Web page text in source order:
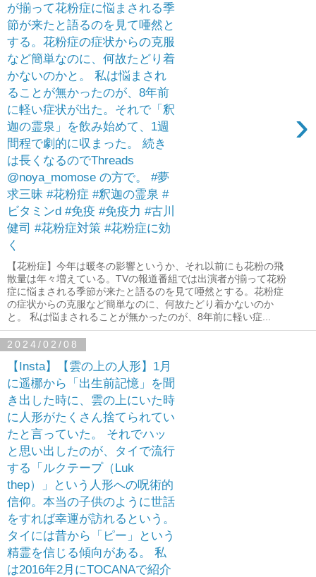
が揃って花粉症に悩まされる季
節が来たと語るのを見て唖然と
する。花粉症の症状からの克服
など簡単なのに、何故たどり着
かないのかと。 私は悩まされ
ることが無かったのが、8年前
に軽い症状が出た。それで「釈
迦の霊泉」を飲み始めて、1週
間程で劇的に収まった。 続き
は長くなるのでThreads
@noya_momose の方で。 #夢
求三昧 #花粉症 #釈迦の霊泉 #
ビタミンd #免疫 #免疫力 #古川
健司 #花粉症対策 #花粉症に効
く
›
【花粉症】今年は暖冬の影響というか、それ以前にも花粉の飛
散量は年々増えている。TVの報道番組では出演者が揃って花粉
症に悩まされる季節が来たと語るのを見て唖然とする。花粉症
の症状からの克服など簡単なのに、何故たどり着かないのか
と。 私は悩まされることが無かったのが、8年前に軽い症...
2024/02/08
【Insta】【雲の上の人形】1月
に遥梛から「出生前記憶」を聞
き出した時に、雲の上にいた時
に人形がたくさん捨てられてい
たと言っていた。 それでハッ
と思い出したのが、タイで流行
する「ルクテープ（Luk
thep）」という人形への呪術的
信仰。本当の子供のように世話
をすれば幸運が訪れるという。
タイには昔から「ピー」という
精霊を信じる傾向がある。 私
は2016年2月にTOCANAで紹介